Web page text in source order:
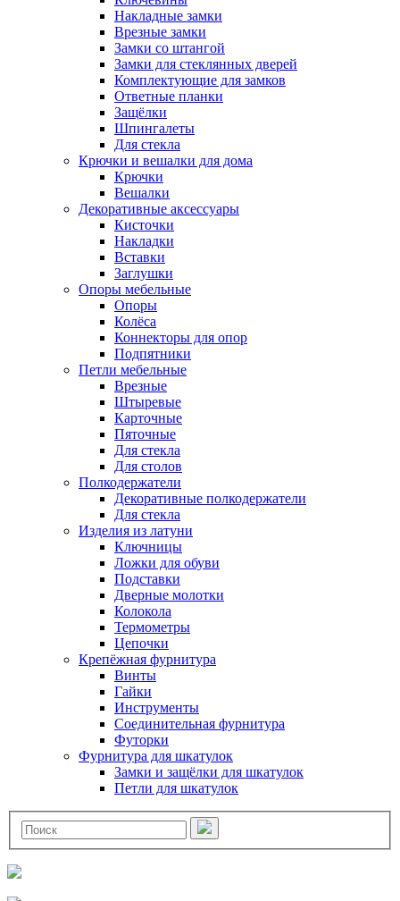
Накладные замки
Врезные замки
Замки со штангой
Замки для стеклянных дверей
Комплектующие для замков
Ответные планки
Защёлки
Шпингалеты
Для стекла
Крючки и вешалки для дома
Крючки
Вешалки
Декоративные аксессуары
Кисточки
Накладки
Вставки
Заглушки
Опоры мебельные
Опоры
Колёса
Коннекторы для опор
Подпятники
Петли мебельные
Врезные
Штыревые
Карточные
Пяточные
Для стекла
Для столов
Полкодержатели
Декоративные полкодержатели
Для стекла
Изделия из латуни
Ключницы
Ложки для обуви
Подставки
Дверные молотки
Колокола
Термометры
Цепочки
Крепёжная фурнитура
Винты
Гайки
Инструменты
Соединительная фурнитура
Футорки
Фурнитура для шкатулок
Замки и защёлки для шкатулок
Петли для шкатулок